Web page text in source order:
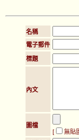
名稱
電子郵件
標題
內文
圖檔
[
無貼